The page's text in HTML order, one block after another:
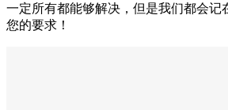
一定所有都能够解决，但是我们都会记
您的要求！